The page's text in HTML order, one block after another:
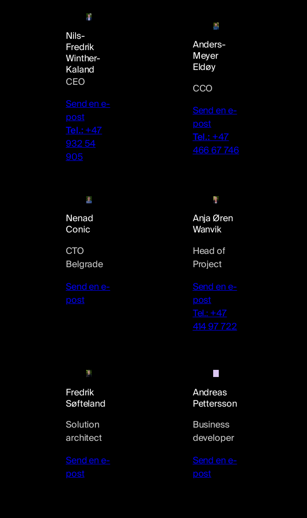
Nils-
Fredrik
Winther-
Kaland
CEO
Send en e-
post
Tel.:+47
932 54
905
Anders-
Meyer
Eldøy
CCO
Send en e-
post
Tel.:+47
466 67 746
Nenad
Conic
CTO
Belgrade
Send en e-
post
Anja Øren
Wanvik
Head of
Project
Send en e-
post
Tel.: +47
414 97 722
Fredrik
Søfteland
Solution
architect
Send en e-
post
Andreas
Pettersson
Business
developer
Send en e-
post